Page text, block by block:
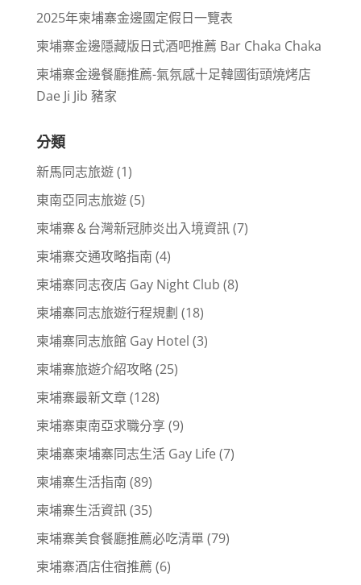
2025年柬埔寨金邊國定假日一覽表
柬埔寨金邊隱藏版日式酒吧推薦 Bar Chaka Chaka
柬埔寨金邊餐廳推薦-氣氛感十足韓國街頭燒烤店
Dae Ji Jib 豬家
分類
新馬同志旅遊(1)
東南亞同志旅遊(5)
柬埔寨＆台灣新冠肺炎出入境資訊(7)
柬埔寨交通攻略指南 (4)
柬埔寨同志夜店 Gay Night Club (8)
柬埔寨同志旅遊行程規劃 (18)
柬埔寨同志旅館 Gay Hotel (3)
柬埔寨旅遊介紹攻略(25)
柬埔寨最新文章(128)
柬埔寨東南亞求職分享(9)
柬埔寨柬埔寨同志生活 Gay Life(7)
柬埔寨生活指南 (89)
柬埔寨生活資訊(35)
柬埔寨美食餐廳推薦必吃清單 (79)
柬埔寨酒店住宿推薦 (6)